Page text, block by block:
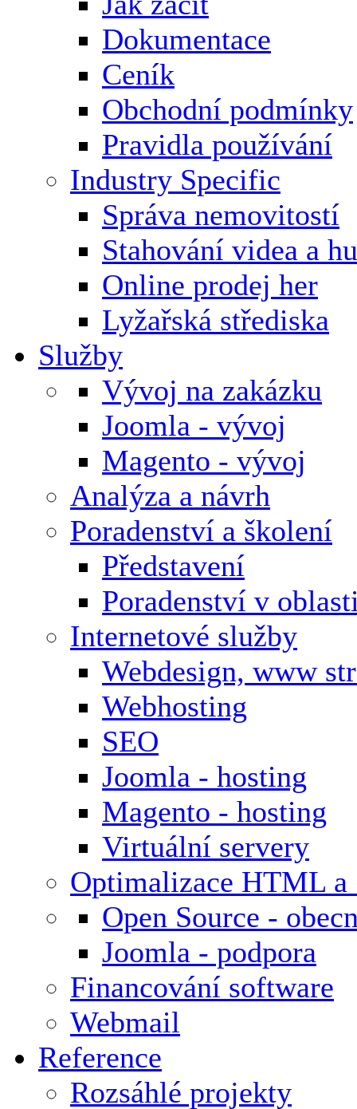
Dokumentace
Ceník
Obchodní podmínky
Pravidla používání
Industry Specific
Správa nemovitostí
Stahování videa a
Online prodej her
Lyžařská střediska
Služby
Vývoj na zakázku
Joomla - vývoj
Magento - vývoj
Analýza a návrh
Poradenství a školení
Představení
Poradenství v
Internetové služby
Webdesign, www
Webhosting
SEO
Joomla - hosting
Magento - hosting
Virtuální servery
Optimalizace HTML a
Open Source -
Joomla - podpora
Financování software
Webmail
Reference
Rozsáhlé projekty